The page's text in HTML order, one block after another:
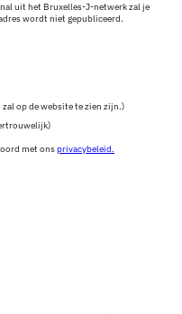
uit het Bruxelles-J-netwerk zal je
wordt niet gepubliceerd.
zal op de website te zien zijn.)
met onsprivacybeleid.